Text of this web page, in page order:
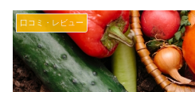
口コミ・レビュー